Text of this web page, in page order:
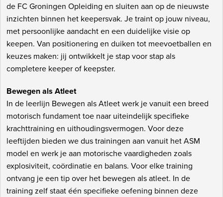
de FC Groningen Opleiding en sluiten aan op de nieuwste
inzichten binnen het keepersvak. Je traint op jouw niveau,
met persoonlijke aandacht en een duidelijke visie op
keepen. Van positionering en duiken tot meevoetballen en
keuzes maken: jij ontwikkelt je stap voor stap als
completere keeper of keepster.
Bewegen als Atleet
In de leerlijn Bewegen als Atleet werk je vanuit een breed
motorisch fundament toe naar uiteindelijk specifieke
krachttraining en uithoudingsvermogen. Voor deze
leeftijden bieden we dus trainingen aan vanuit het ASM
model en werk je aan motorische vaardigheden zoals
explosiviteit, coördinatie en balans. Voor elke training
ontvang je een tip over het bewegen als atleet. In de
training zelf staat één specifieke oefening binnen deze